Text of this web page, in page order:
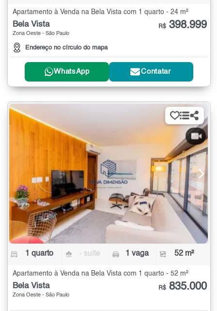
Apartamento à Venda na Bela Vista com 1 quarto - 24 m²
Bela Vista
Zona Oeste - São Paulo
Endereço no círculo do mapa
R$ 398.999
WhatsApp Contatar
1 quarto - suíte 1 vaga 52 m²
Apartamento à Venda na Bela Vista com 1 quarto - 52 m²
Bela Vista
Zona Oeste - São Paulo
R$ 835.000